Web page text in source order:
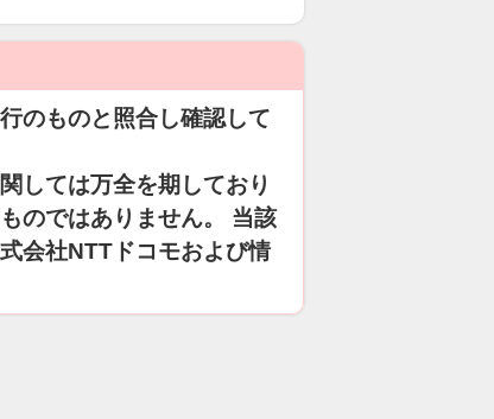
のものと照合し確認して
しては万全を期しており
のではありません。 当該
会社NTTドコモおよび情